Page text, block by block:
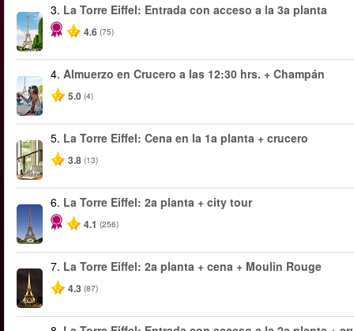
3. La Torre Eiffel: Entrada con acceso a la 3a planta
4.6 (75)
4. Almuerzo en Crucero a las 12:30 hrs. + Champán
5.0 (4)
5. La Torre Eiffel: Cena en la 1a planta + crucero
3.8 (13)
6. La Torre Eiffel: 2a planta + city tour
4.1 (256)
7. La Torre Eiffel: 2a planta + cena + Moulin Rouge
4.3 (87)